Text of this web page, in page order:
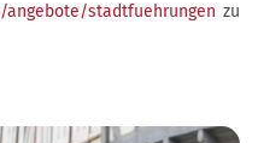
stadtfuehrungen zu